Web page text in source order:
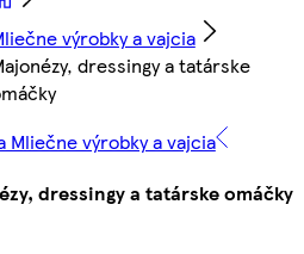
výrobky a vajcia
dressingy a tatárske
Mliečne výrobky a vajcia
dressingy a tatárske omáčky